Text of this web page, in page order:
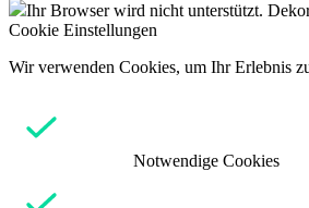
Ihr Browser wird nicht unterstützt.
Cookie Einstellungen
Wir verwenden Cookies, um Ihr Erlebnis
Notwendige Cookies